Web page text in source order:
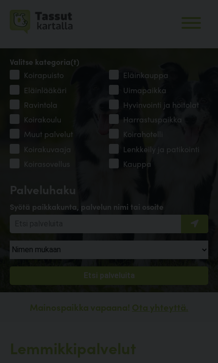
Palveluhaku
Syötä paikkakunta, palvelun nimi tai osoite
Valitse kategoria(t)
Koirapuisto
Eläinkauppa
Eläinlääkäri
Uimapaikka
Ravintola
Hyvinvointi ja hoitolat
Koirakoulu
Harrastuspaikka
Muut palvelut
Koirahotelli
Koirakuvaaja
Lenkkeily ja patikointi
Koirasovellus
Kauppa
Mainospaikka vapaana! Ota yhteyttä.
Lemmikkipalvelut